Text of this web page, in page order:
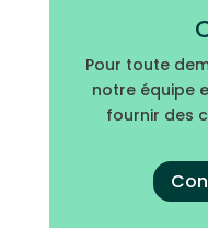
Pour toute
notre équipe
fournir des